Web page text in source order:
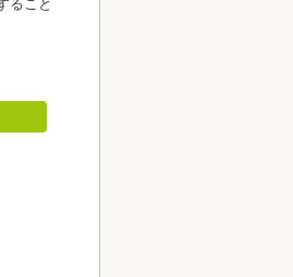
ること